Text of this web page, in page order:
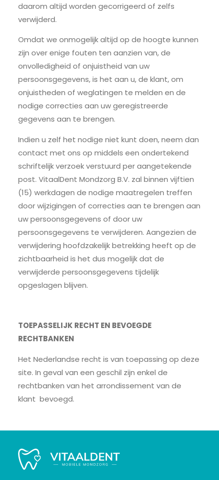
daarom altijd worden gecorrigeerd of zelfs
verwijderd.
Omdat we onmogelijk altijd op de hoogte kunnen
zijn over enige fouten ten aanzien van, de
onvolledigheid of onjuistheid van uw
persoonsgegevens, is het aan u, de klant, om
onjuistheden of weglatingen te melden en de
nodige correcties aan uw geregistreerde
gegevens aan te brengen.
Indien u zelf het nodige niet kunt doen, neem dan
contact met ons op middels een ondertekend
schriftelijk verzoek verstuurd per aangetekende
post. VitaalDent Mondzorg B.V. zal binnen vijftien
(15) werkdagen de nodige maatregelen treffen
door wijzigingen of correcties aan te brengen aan
uw persoonsgegevens of door uw
persoonsgegevens te verwijderen. Aangezien de
verwijdering hoofdzakelijk betrekking heeft op de
zichtbaarheid is het dus mogelijk dat de
verwijderde persoonsgegevens tijdelijk
opgeslagen blijven.
TOEPASSELIJK RECHT EN BEVOEGDE
RECHTBANKEN
Het Nederlandse recht is van toepassing op deze
site. In geval van een geschil zijn enkel de
rechtbanken van het arrondissement van de
klant bevoegd.